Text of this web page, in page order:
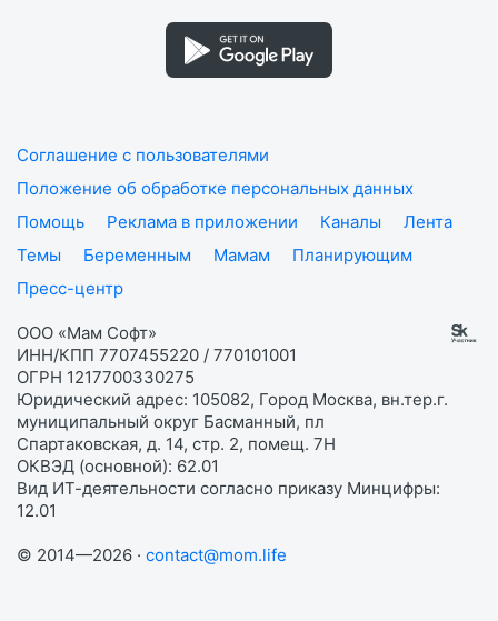
Соглашение с пользователями
Положение об обработке персональных данных
Помощь
Реклама в приложении Каналы
Лента
Темы
Беременным Мамам
Планирующим
Пресс-центр
ООО «Мам Софт»
ИНН/КПП 7707455220 / 770101001
ОГРН 1217700330275
Юридический адрес: 105082, Город Москва, вн.тер.г.
муниципальный округ Басманный, пл
Спартаковская, д. 14, стр. 2, помещ. 7Н
ОКВЭД (основной): 62.01
Вид ИТ-деятельности согласно приказу Минцифры:
12.01
© 2014—2026 · contact@mom.life